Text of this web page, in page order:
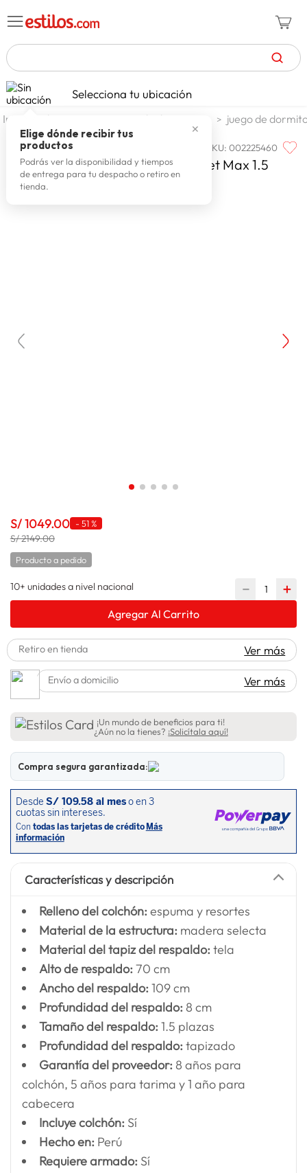
TÉRMINOS MÁS BUSCADOS
1. zapatillas mujer
2. celulares
3. zapatillas hombre
4. zapatillas
Selecciona tu ubicación
✕
Elige dónde recibir tus
productos
Podrás ver la disponibilidad y tiempos
de entrega para tu despacho o retiro en
tienda.
dormitorio juego de dormitorio juego de
PARAISO SKU:002225460
Paraiso Dormitorio Europeo Pocket Max 1.5
Plazas
S/1049.00 - 51 %
S/ 2149.00
Producto a pedido
10+ unidades a nivel nacional ＋
－
Agregar Al Carrito
Retiro en tienda Ver más
Envío a domicilio Ver más
¡Un mundo de beneficios para ti!
¿Aún no la tienes? ¡Solicítala aquí!
Compra segura garantizada:
Características y descripción
Relleno del colchón: espuma y resortes
Material de la estructura: madera selecta
Material del tapiz del respaldo: tela
Alto de respaldo: 70 cm
Ancho del respaldo: 109 cm
Profundidad del respaldo: 8 cm
Tamaño del respaldo: 1.5 plazas
Profundidad del respaldo: tapizado
Garantía del proveedor: 8 años para
colchón, 5 años para tarima y 1 año para
cabecera
Incluye colchón: Sí
Hecho en: Perú
Requiere armado: Sí